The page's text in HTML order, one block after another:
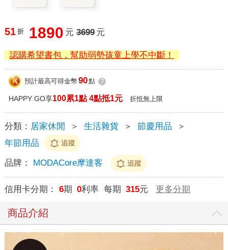
51 折 1890 元 3699 元
認購希望書包，幫助弱勢孩童上學不中斷！
預計最高可得金幣 90點 ?
HAPPY GO享100累1點 4點抵1元 折抵無上限
分類： 居家休閒 ＞ 生活雜貨 ＞ 節慶用品
＞
年節用品
追蹤
品牌： MODACore摩達客 追蹤
信用卡分期： 6期 0利率 每期 315元 更多分期
商品介紹